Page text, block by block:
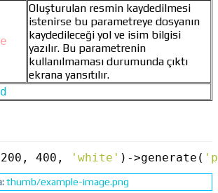
Oluşturulan resmin kaydedilmesi
istenirse bu parametreye dosyanın
kaydedileceği yol ve isim bilgisi
yazılır. Bu parametrenin
kullanılmaması durumunda çıktı
ekrana yansıtılır.
400, 'white' ) ->generate(
thumb/example-image.png